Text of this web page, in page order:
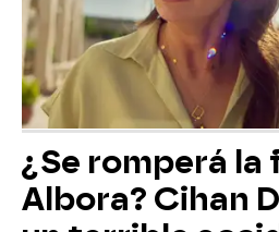
¿Se romperá la
Albora? Cihan